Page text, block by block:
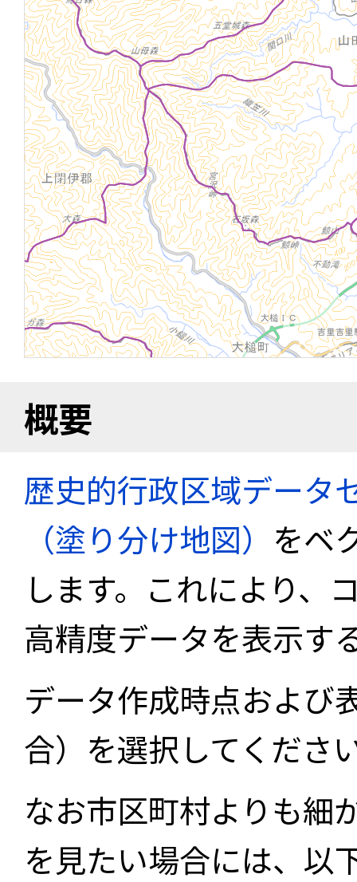
概要
歴史的行政区域データ
（塗り分け地図） をベ
します。これにより、
高精度データを表示す
データ作成時点および
合）を選択してくださ
なお市区町村よりも細
を見たい場合には、以